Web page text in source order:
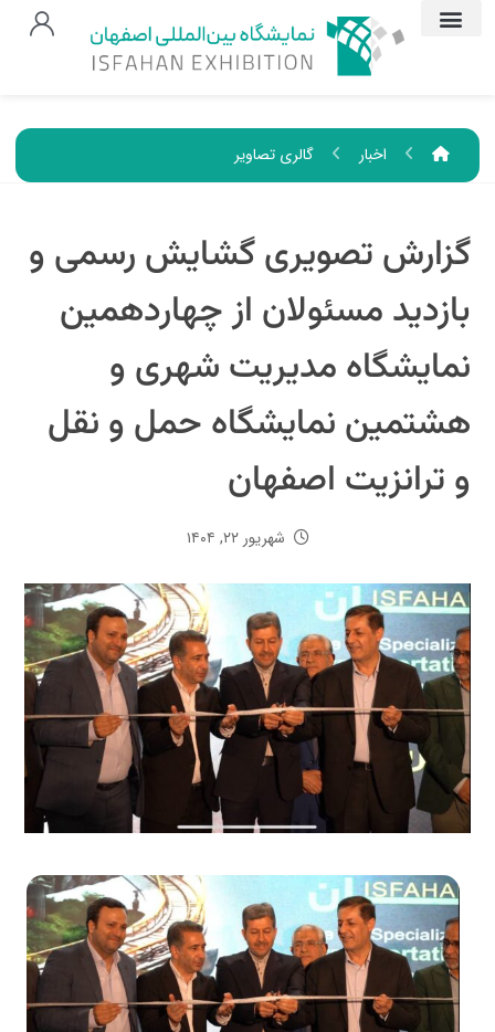
اخبار گالری تصاویر
گزارش تصویری گشایش رسمی و
بازدید مسئولان از چهاردهمین
نمایشگاه مدیریت شهری و
هشتمین نمایشگاه حمل و نقل
و ترانزیت اصفهان
شهریور ۲۲, ۱۴۰۴